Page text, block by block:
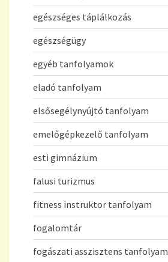
egészséges táplálkozás
egészségügy
egyéb tanfolyamok
eladó tanfolyam
elsősegélynyújtó tanfolyam
emelőgépkezelő tanfolyam
esti gimnázium
falusi turizmus
fitness instruktor tanfolyam
fogalomtár
fogászati asszisztens tanfolyam